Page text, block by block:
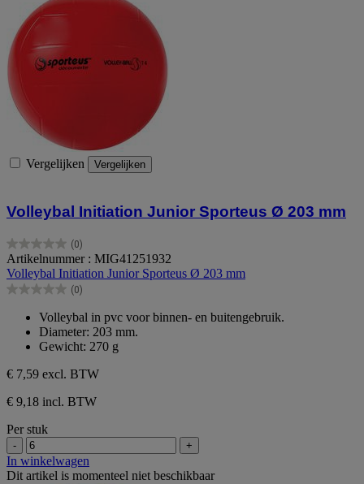
Vergelijken Vergelijken
Volleybal Initiation Junior Sporteus Ø 203 mm
(0)
0.0
van
de
5
Artikelnummer : MIG41251932
Volleybal Initiation Junior Sporteus Ø 203 mm
(0)
0.0
sterren.
Volleybal in pvc voor binnen- en buitengebruik.
Diameter: 203 mm.
Gewicht: 270 g
€ 7,59 excl. BTW
€ 9,18 incl. BTW
Per stuk
- +
In winkelwagen
Dit artikel is momenteel niet beschikbaar